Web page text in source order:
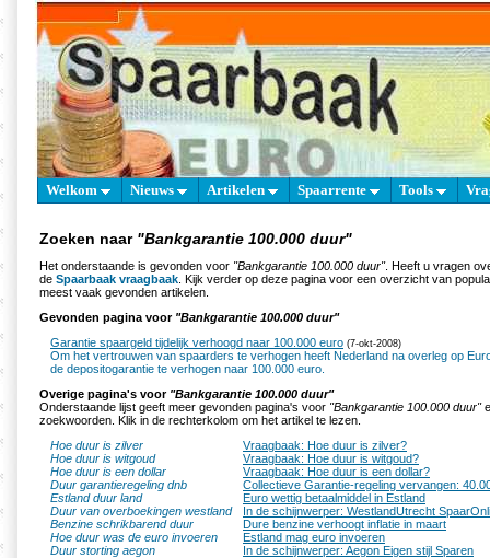
Welkom Nieuws Artikelen Spaarrente Tools
Zoeken naar "Bankgarantie 100.000 duur"
Het onderstaande is gevonden voor "Bankgarantie 100.000 duur". Heeft u vragen
de Spaarbaak vraagbaak . Kijk verder op deze pagina voor een overzicht van
meest vaak gevonden artikelen.
Gevonden pagina voor "Bankgarantie 100.000 duur"
Garantie spaargeld tijdelijk verhoogd naar 100.000 euro (7-okt-2008)
Om het vertrouwen van spaarders te verhogen heeft Nederland na overleg op
de depositogarantie te verhogen naar 100.000 euro.
Overige pagina's voor "Bankgarantie 100.000 duur"
Onderstaande lijst geeft meer gevonden pagina's voor "Bankgarantie 100.000 duur"
zoekwoorden. Klik in de rechterkolom om het artikel te lezen.
Hoe duur is zilver
Vraagbaak: Hoe duur is zilver?
Hoe duur is witgoud
Vraagbaak: Hoe duur is witgoud?
Hoe duur is een dollar
Vraagbaak: Hoe duur is een dollar?
Duur garantieregeling dnb
Collectieve Garantie-regeling vervangen:
Estland duur land
Euro wettig betaalmiddel in Estland
Duur van overboekingen westland
In de schijnwerper: WestlandUtrecht
Benzine schrikbarend duur
Dure benzine verhoogt inflatie in maart
Hoe duur was de euro invoeren
Estland mag euro invoeren
Duur storting aegon
In de schijnwerper: Aegon Eigen stijl Sparen